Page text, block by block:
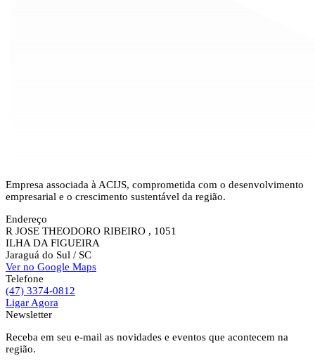
Empresa associada à ACIJS, comprometida com o desenvolvimento
empresarial e o crescimento sustentável da região.
Endereço
R JOSE THEODORO RIBEIRO , 1051
ILHA DA FIGUEIRA
Jaraguá do Sul / SC
Ver no Google Maps
Telefone
(47) 3374-0812
Ligar Agora
Newsletter
Receba em seu e-mail as novidades e eventos que acontecem na
região.